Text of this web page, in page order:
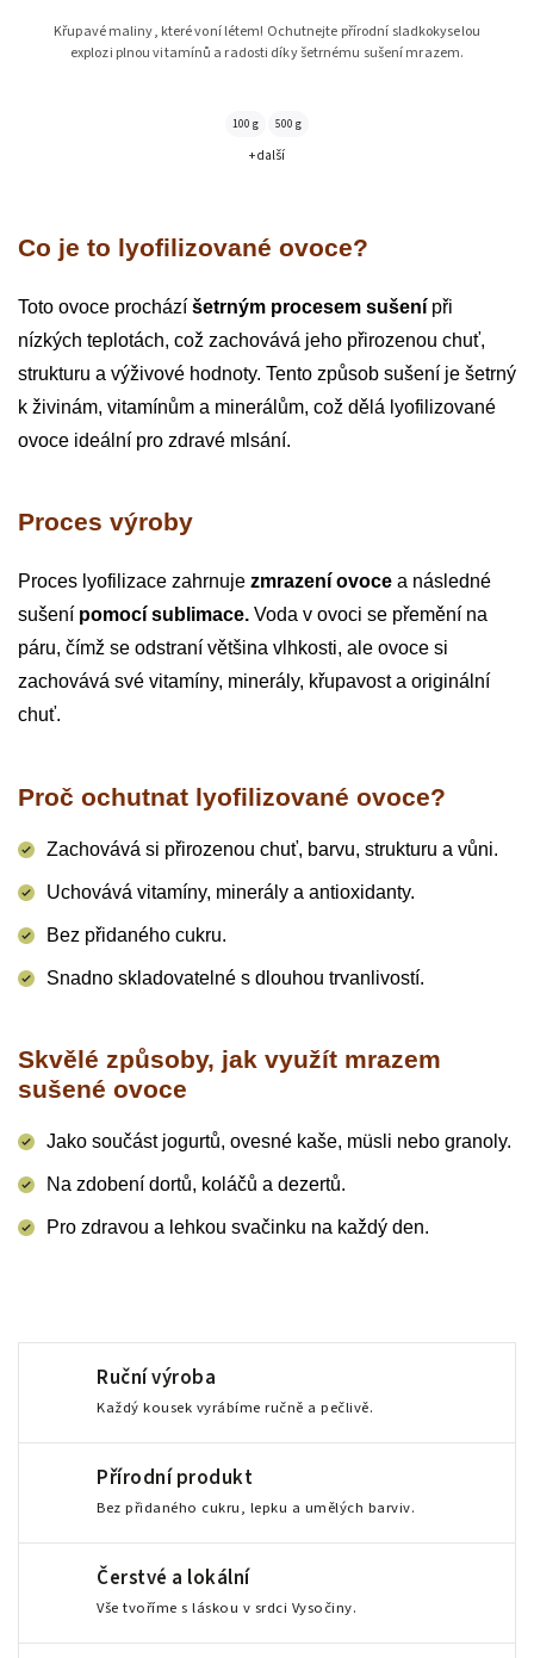
Křupavé maliny, které voní létem! Ochutnejte přírodní sladkokyselou
explozi plnou vitamínů a radosti díky šetrnému sušení mrazem.
100 g 500 g
+ další
Co je to lyofilizované ovoce?
Toto ovoce prochází šetrným procesem sušení při
nízkých teplotách, což zachovává jeho přirozenou chuť,
strukturu a výživové hodnoty. Tento způsob sušení je šetrný
k živinám, vitamínům a minerálům, což dělá lyofilizované
ovoce ideální pro zdravé mlsání.
Proces výroby
Proces lyofilizace zahrnuje zmrazení ovoce a následné
sušení pomocí sublimace. Voda v ovoci se přemění na
páru, čímž se odstraní většina vlhkosti, ale ovoce si
zachovává své vitamíny, minerály, křupavost a originální
chuť.
Proč ochutnat lyofilizované ovoce?
Zachovává si přirozenou chuť, barvu, strukturu a vůni.
Uchovává vitamíny, minerály a antioxidanty.
Bez přidaného cukru.
Snadno skladovatelné s dlouhou trvanlivostí.
Skvělé způsoby, jak využít mrazem
sušené ovoce
Jako součást jogurtů, ovesné kaše, müsli nebo granoly.
Na zdobení dortů, koláčů a dezertů.
Pro zdravou a lehkou svačinku na každý den.
Ruční výroba
Každý kousek vyrábíme ručně a pečlivě.
Přírodní produkt
Bez přidaného cukru, lepku a umělých barviv.
Čerstvé a lokální
Vše tvoříme s láskou v srdci Vysočiny.